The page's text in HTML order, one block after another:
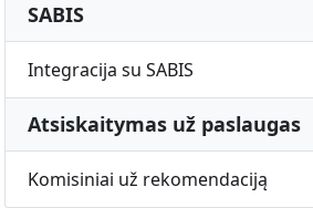
SABIS
Integracija su SABIS
Atsiskaitymas už paslaugas
Komisiniai už rekomendaciją